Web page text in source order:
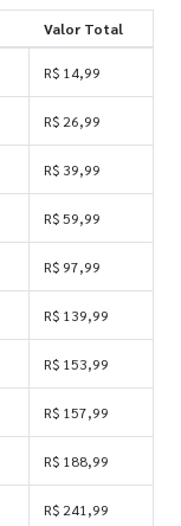
Valor Total
R$ 14,99
R$ 26,99
R$ 39,99
R$ 59,99
R$ 97,99
R$ 139,99
R$ 153,99
R$ 157,99
R$ 188,99
R$ 241,99